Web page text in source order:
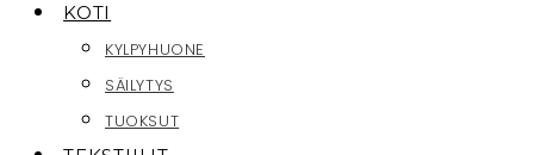
KOTI
KYLPYHUONE
SÄILYTYS
TUOKSUT